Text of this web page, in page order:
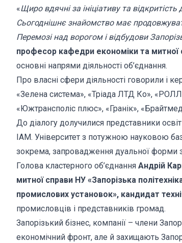
«Щиро вдячні за ініціативу та
Сьогоднішнє знайомство має
Перемозі над ворогом і відбудови
професор кафедри економіки та митної
основні напрями діяльності об’єднання.
Про власні сфери діяльності говорили і
«Зелена система», «Тріада ЛТД Ко»,
«Южтрансполіс плюс», «Гранік»,
До діалогу долучилися представники
ІАМ. Університет з потужною науковою
зокрема, запровадження дуальної форми
Голова кластерного об’єднання Андрій
митної справи НУ «Запорізька
промислових установок», кандидат
промисловців і представників громад.
Запорізький бізнес, компанії – члени
економічний фронт, але й захищають